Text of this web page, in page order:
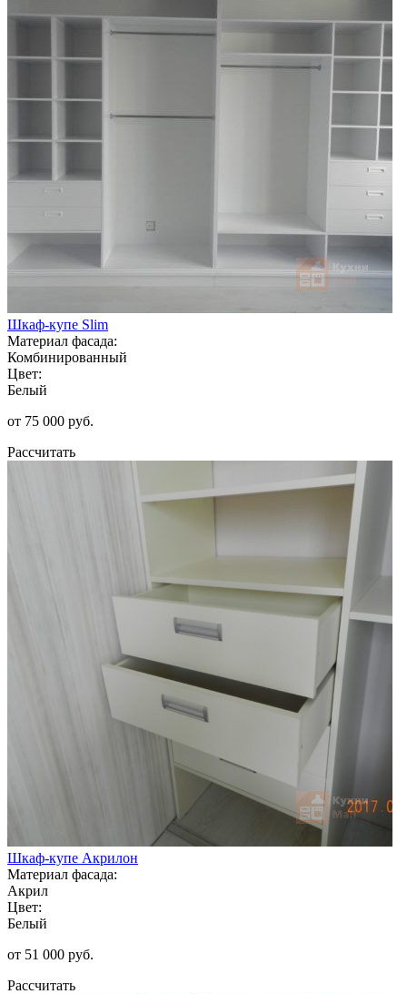
Шкаф-купе Slim
Материал фасада:
Комбинированный
Цвет:
Белый
от 75 000 руб.
Рассчитать
Шкаф-купе Акрилон
Материал фасада:
Акрил
Цвет:
Белый
от 51 000 руб.
Рассчитать